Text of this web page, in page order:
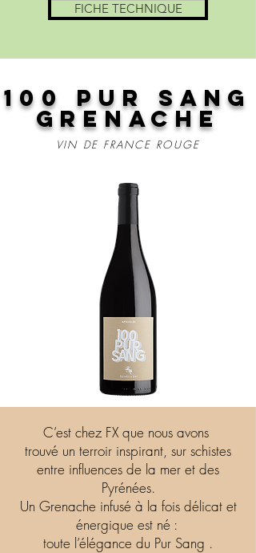
FICHE TECHNIQUE
100 PUR SANG
GRENACHE
VIN DE FRANCE ROUGE
C’est chez FX que nous avons
trouvé un terroir inspirant, sur schistes
entre influences de la mer et des
Pyrénées.
Un Grenache infusé à la fois délicat et
énergique est né :
toute l’élégance du Pur Sang .